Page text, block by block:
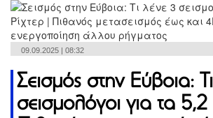
09.09.2025 | 08:32
Σεισμός στην Εύβοια:
σεισμολόγοι για τα 5,2